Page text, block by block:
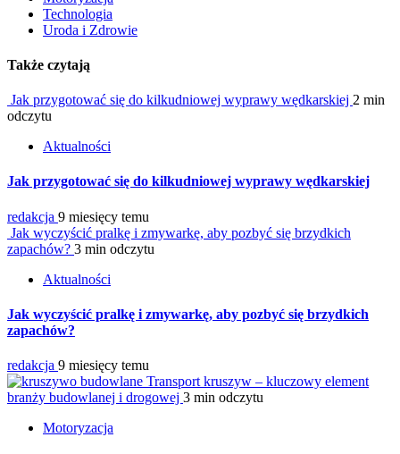
Technologia
Uroda i Zdrowie
Także czytają
Jak przygotować się do kilkudniowej wyprawy wędkarskiej 2 min
odczytu
Aktualności
Jak przygotować się do kilkudniowej wyprawy wędkarskiej
redakcja 9 miesięcy temu
Jak wyczyścić pralkę i zmywarkę, aby pozbyć się brzydkich
zapachów? 3 min odczytu
Aktualności
Jak wyczyścić pralkę i zmywarkę, aby pozbyć się brzydkich
zapachów?
redakcja 9 miesięcy temu
Transport kruszyw – kluczowy element
branży budowlanej i drogowej 3 min odczytu
Motoryzacja